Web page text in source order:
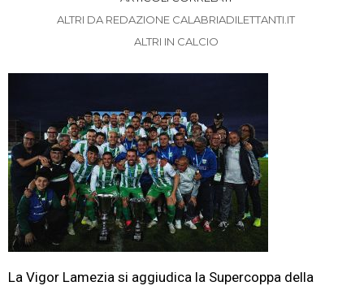
ALTRI DA REDAZIONE CALABRIADILETTANTI.IT
ALTRI IN CALCIO
La Vigor Lamezia si aggiudica la Supercoppa della